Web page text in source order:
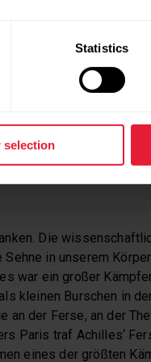
Statistics
selectionHELD
Die
in unserem
war ein großer
kleinen Burschen in
an der Ferse, an der
Paris traf Achilles‘
eines der größten